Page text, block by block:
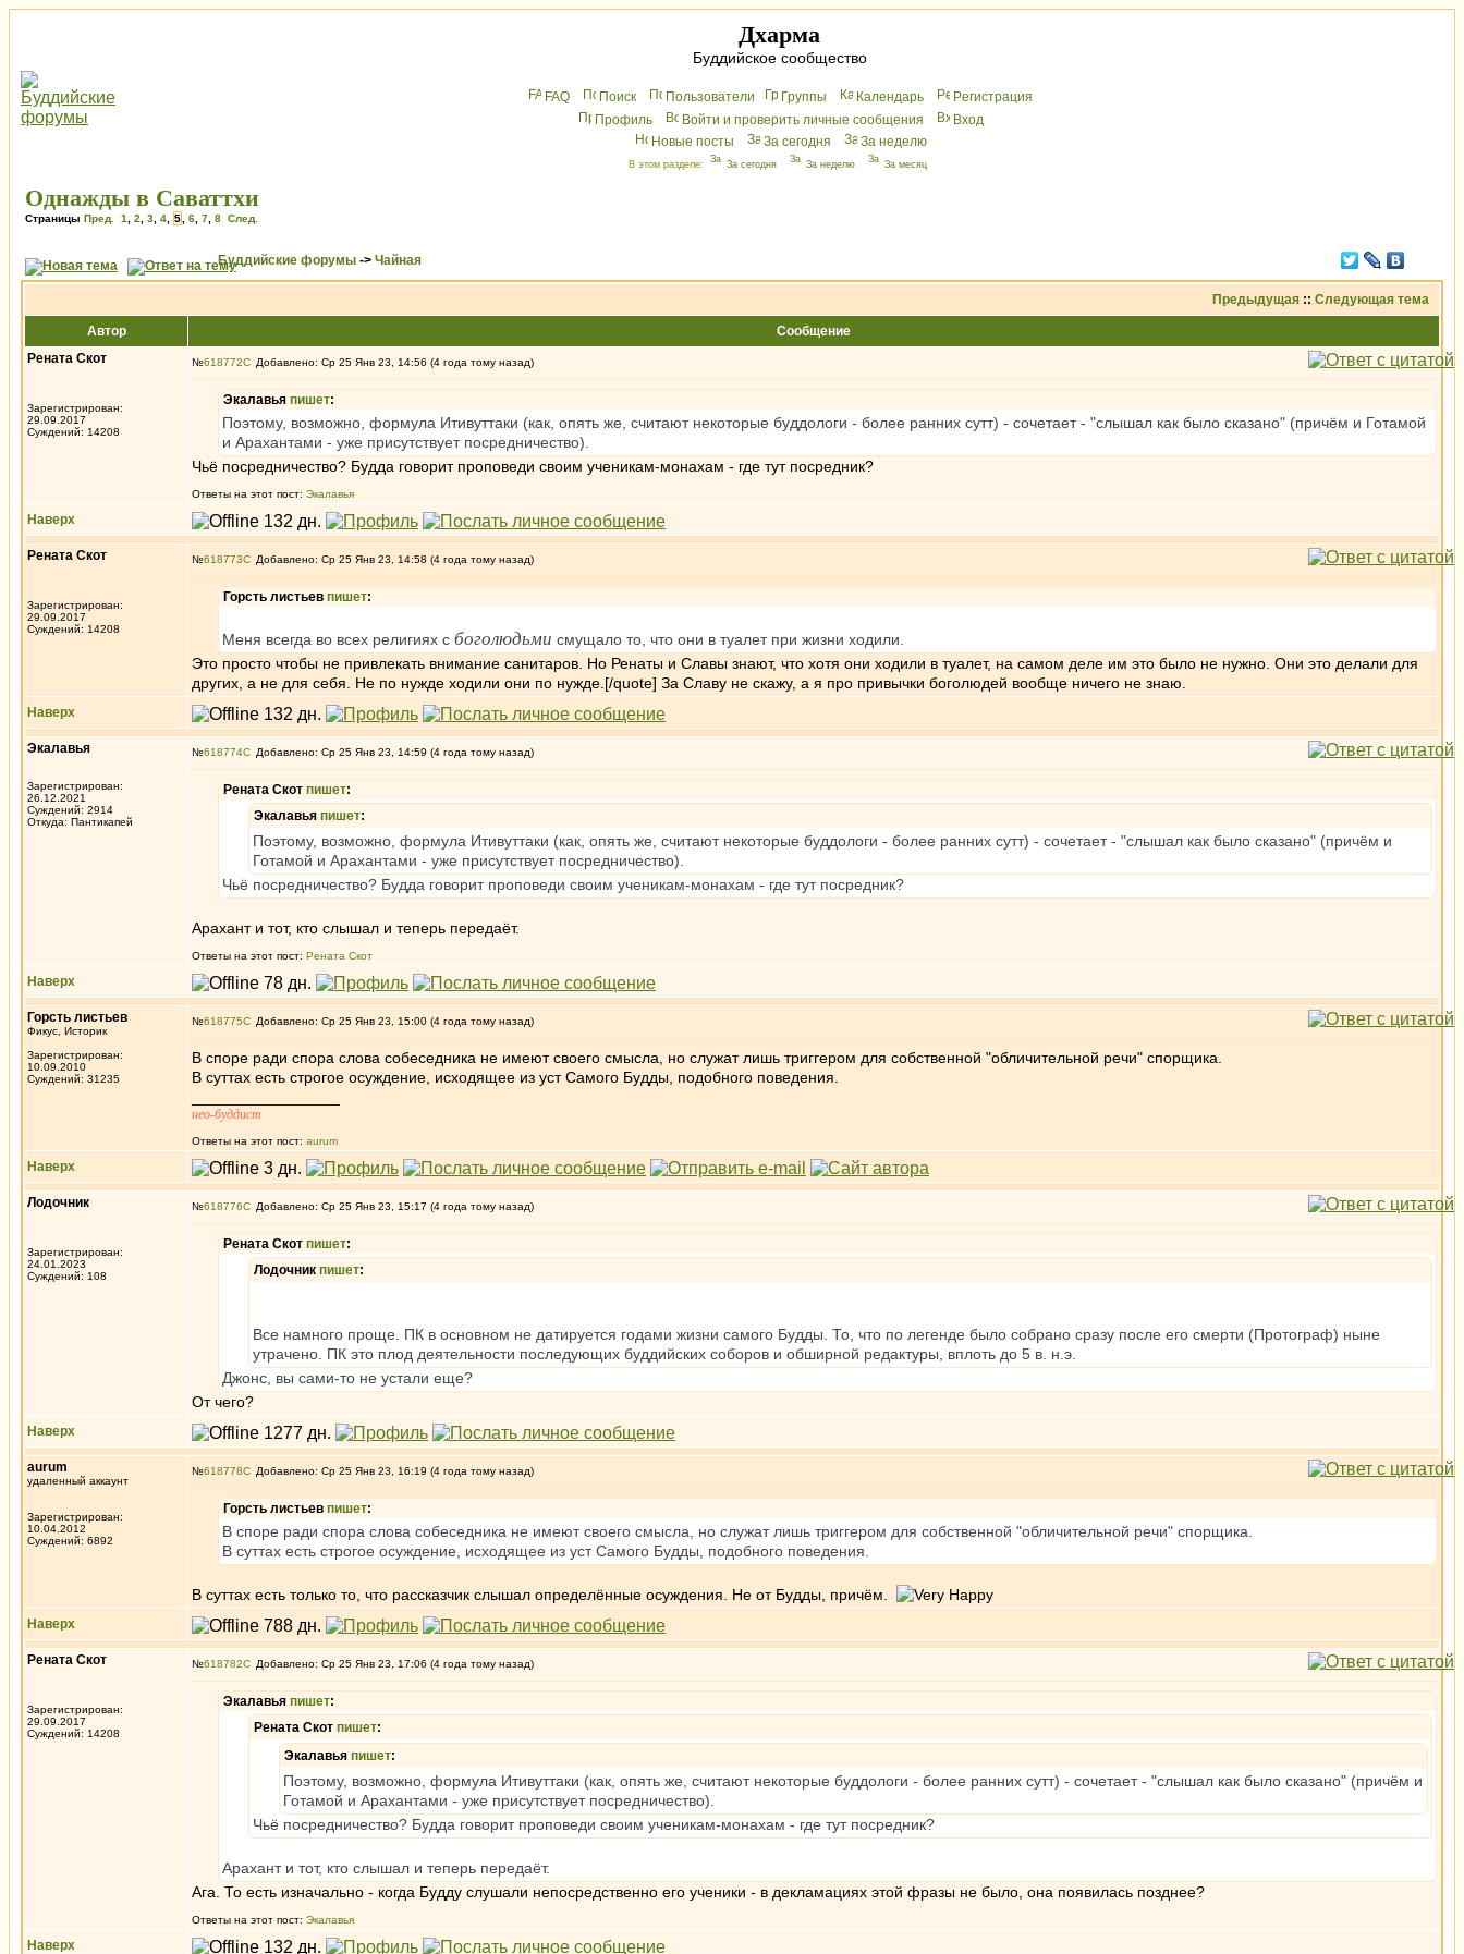
Дхарма
Буддийское сообщество
FAQ Поиск Пользователи Группы Календарь
Peгиcтрaция
Профиль
Войти и проверить личные сообщения
Вхoд
Новые посты
За сегодня За неделю
В этом разделе: За сегодня За неделю За месяц
Однажды в Саваттхи
Страницы Пред. 1 2 3 4 5 6 7 8 След.
Буддийские форумы -> Чайная
Предыдущая :: Следующая тема
Автор
Сообщение
Рената Скот
Зарегистрирован:
29.09.2017
Суждений: 14208
№618772 Добавлено: Ср 25 Янв 23, 14:56 (4 года тому назад)
Экалавья пишет:
Поэтому, возможно, формула Итивуттаки (как, опять же, считают некоторые буддологи - более ранних сутт) - сочетает - "слышал как было сказано" (причём и Готамой
и Арахантами - уже присутствует посредничество).
Чьё посредничество? Будда говорит проповеди своим ученикам-монахам - где тут посредник?
Ответы на этот пост: Экалавья
Наверх
Рената Скот
Зарегистрирован:
29.09.2017
Суждений: 14208
№618773 Добавлено: Ср 25 Янв 23, 14:58 (4 года тому назад)
Горсть листьев пишет:
Меня всегда во всех религиях с боголюдьми смущало то, что они в туалет при жизни ходили.
Это просто чтобы не привлекать внимание санитаров. Но Ренаты и Славы знают, что хотя они ходили в туалет, на самом деле им это было не нужно. Они это делали для
других, а не для себя. Не по нужде ходили они по нужде.[/quote] За Славу не скажу, а я про привычки боголюдей вообще ничего не знаю.
Наверх
Экалавья
Зарегистрирован:
26.12.2021
Суждений: 2914
Откуда: Пантикапей
№618774 Добавлено: Ср 25 Янв 23, 14:59 (4 года тому назад)
Рената Скот пишет:
Экалавья пишет:
Поэтому, возможно, формула Итивуттаки (как, опять же, считают некоторые буддологи - более ранних сутт) - сочетает - "слышал как было сказано" (причём и
Готамой и Арахантами - уже присутствует посредничество).
Чьё посредничество? Будда говорит проповеди своим ученикам-монахам - где тут посредник?
Арахант и тот, кто слышал и теперь передаёт.
Ответы на этот пост: Рената Скот
Наверх
Горсть листьев
Фикус, Историк
Зарегистрирован:
10.09.2010
Суждений: 31235
№618775 Добавлено: Ср 25 Янв 23, 15:00 (4 года тому назад)
В споре ради спора слова собеседника не имеют своего смысла, но служат лишь триггером для собственной "обличительной речи" спорщика.
В суттах есть строгое осуждение, исходящее из уст Самого Будды, подобного поведения.
нео-буддист
Ответы на этот пост: aurum
Наверх
Лодочник
Зарегистрирован:
24.01.2023
Суждений: 108
№618776 Добавлено: Ср 25 Янв 23, 15:17 (4 года тому назад)
Рената Скот пишет:
Лодочник пишет:
Все намного проще. ПК в основном не датируется годами жизни самого Будды. То, что по легенде было собрано сразу после его смерти (Протограф) ныне
утрачено. ПК это плод деятельности последующих буддийских соборов и обширной редактуры, вплоть до 5 в. н.э.
Джонс, вы сами-то не устали еще?
От чего?
Наверх
aurum
удаленный аккаунт
Зарегистрирован:
10.04.2012
Суждений: 6892
№618778 Добавлено: Ср 25 Янв 23, 16:19 (4 года тому назад)
Горсть листьев пишет:
В споре ради спора слова собеседника не имеют своего смысла, но служат лишь триггером для собственной "обличительной речи" спорщика.
В суттах есть строгое осуждение, исходящее из уст Самого Будды, подобного поведения.
В суттах есть только то, что рассказчик слышал определённые осуждения. Не от Будды, причём.
Наверх
Рената Скот
Зарегистрирован:
29.09.2017
Суждений: 14208
№618782 Добавлено: Ср 25 Янв 23, 17:06 (4 года тому назад)
Экалавья пишет:
Рената Скот пишет:
Экалавья пишет:
Поэтому, возможно, формула Итивуттаки (как, опять же, считают некоторые буддологи - более ранних сутт) - сочетает - "слышал как было сказано" (причём и
Готамой и Арахантами - уже присутствует посредничество).
Чьё посредничество? Будда говорит проповеди своим ученикам-монахам - где тут посредник?
Арахант и тот, кто слышал и теперь передаёт.
Ага. То есть изначально - когда Будду слушали непосредственно его ученики - в декламациях этой фразы не было, она появилась позднее?
Ответы на этот пост: Экалавья
Наверх